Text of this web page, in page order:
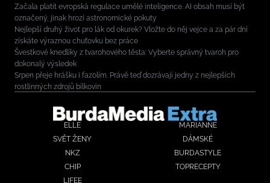
Začala platit evropská regulace umělé inteligence. AI obsah musí být
označený, jinak hrozí astronomické pokuty
Nejlepší druhý život pro lák od okurek? Vložte do něj vejce a za pár dní
získáte výraznou chuťovku bez práce
Švestkové knedlíky z tvarohového těsta: Vyberte správný tvaroh pro
dokonalý výsledek
Srpen přeje hrášku i fazolím. Právě teď dozrávají jedny z nejlepších
rostlinných zdrojů bílkovin
ELLE
MARIANNE
SVĚT ŽENY
DÁMSKÉ
NKZ
BURDASTYLE
CHIP
TOPRECEPTY
LIFEE